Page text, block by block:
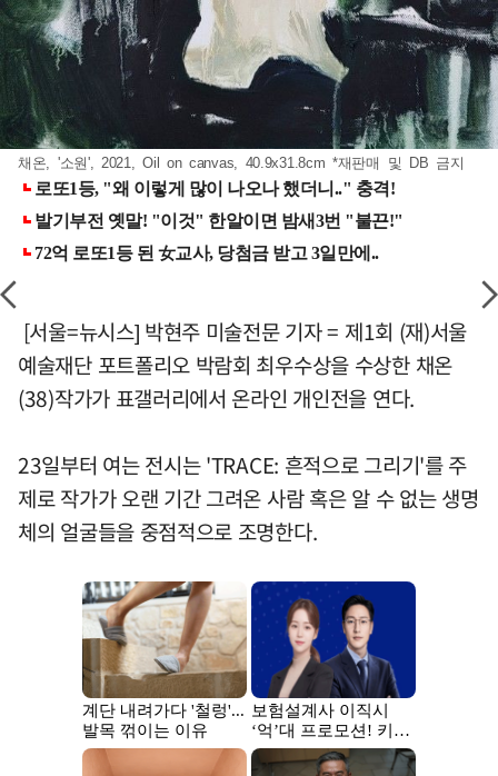
채온, '소원', 2021, Oil on canvas, 40.9x31.8cm *재판매 및 DB 금지
[서울=뉴시스] 박현주 미술전문 기자 = 제1회 (재)서울
예술재단 포트폴리오 박람회 최우수상을 수상한 채온
(38)작가가 표갤러리에서 온라인 개인전을 연다.
23일부터 여는 전시는 'TRACE: 흔적으로 그리기'를 주
제로 작가가 오랜 기간 그려온 사람 혹은 알 수 없는 생명
체의 얼굴들을 중점적으로 조명한다.